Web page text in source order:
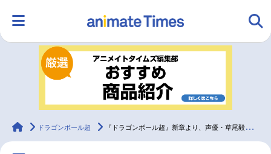
ランキング アニメ
ラジオ みんなの声
animateTimes
ドラゴンボール超 『ドラゴンボール超』新章より、声優・草尾毅さんインタビュー解禁